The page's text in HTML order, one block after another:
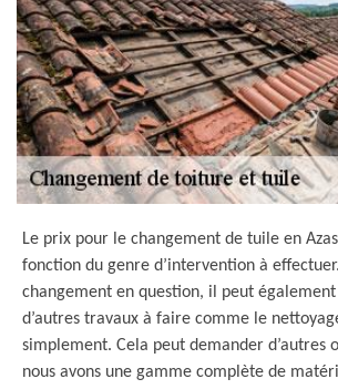
Le prix pour le changement de tuile en
fonction du genre d’intervention à
changement en question, il peut également
d’autres travaux à faire comme le
simplement. Cela peut demander d’autres
nous avons une gamme complète de